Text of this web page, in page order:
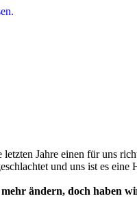
Jahre einen für uns
und uns ist es
ändern, doch haben